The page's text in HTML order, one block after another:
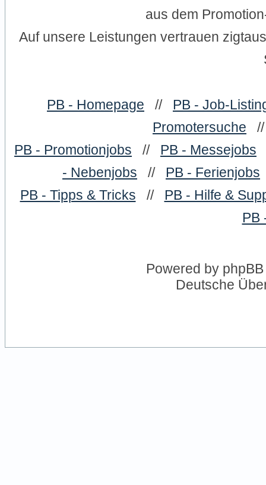
aus dem
Auf unsere Leistungen vertrauen
PB - Homepage // PB - Job-
Promotersuche
PB - Promotionjobs // PB - Messejobs
- Nebenjobs // PB - Ferienjobs
PB - Tipps & Tricks // PB - Hilfe &
PB
Powered by phpBB
Deutsche